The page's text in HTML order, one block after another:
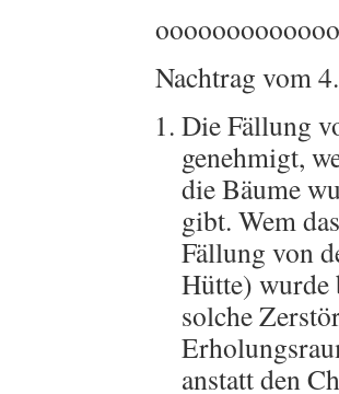
Nachtrag vom
Die Fällung
genehmigt,
die Bäume
gibt. Wem
Fällung von
Hütte) wurde
solche
anstatt den